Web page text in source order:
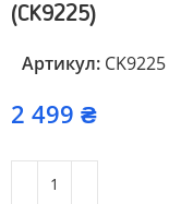
(СK9225)
Артикул: СK9225
₴